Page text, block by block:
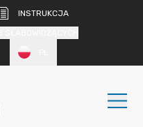
INSTRUKCJA